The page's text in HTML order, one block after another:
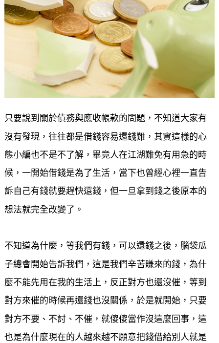
只要說到關於債務與應收帳款的問題，不知道大家有
沒有發現，往往都是借錢容易還錢難，其實這樣的心
態小編也不是不了解，畢竟人在江湖難免有用急的時
候，一開始借錢是為了生活，當下也曾經心裡一直告
訴自己有錢就要趕快還錢，但一旦拿到錢之後原本的
想法就完全改變了。
不知道為什麼，等我們有錢，可以還錢之後，腦袋瓜
子總會開始告訴我們，這是我們辛苦賺來的錢，為什
麼不能先用在我的生活上，反正對方也還沒催，等到
對方來催的時候再還錢也沒關係，於是就開始，只要
對方不要、不討、不催，就傻傻當作沒這麼回事，這
也是為什麼現在的人越來越不願意把錢借給別人就是